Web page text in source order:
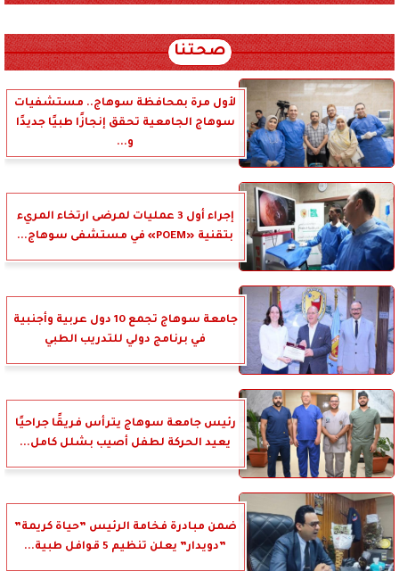
صحتنا
لأول مرة بمحافظة سوهاج.. مستشفيات
سوهاج الجامعية تحقق إنجازًا طبيًا جديدًا
و...
إجراء أول 3 عمليات لمرضى ارتخاء المريء
بتقنية «POEM» في مستشفى سوهاج...
جامعة سوهاج تجمع 10 دول عربية وأجنبية
في برنامج دولي للتدريب الطبي
رئيس جامعة سوهاج يترأس فريقًا جراحيًا
يعيد الحركة لطفل أصيب بشلل كامل...
ضمن مبادرة فخامة الرئيس ”حياة كريمة”
”دويدار” يعلن تنظيم 5 قوافل طبية...